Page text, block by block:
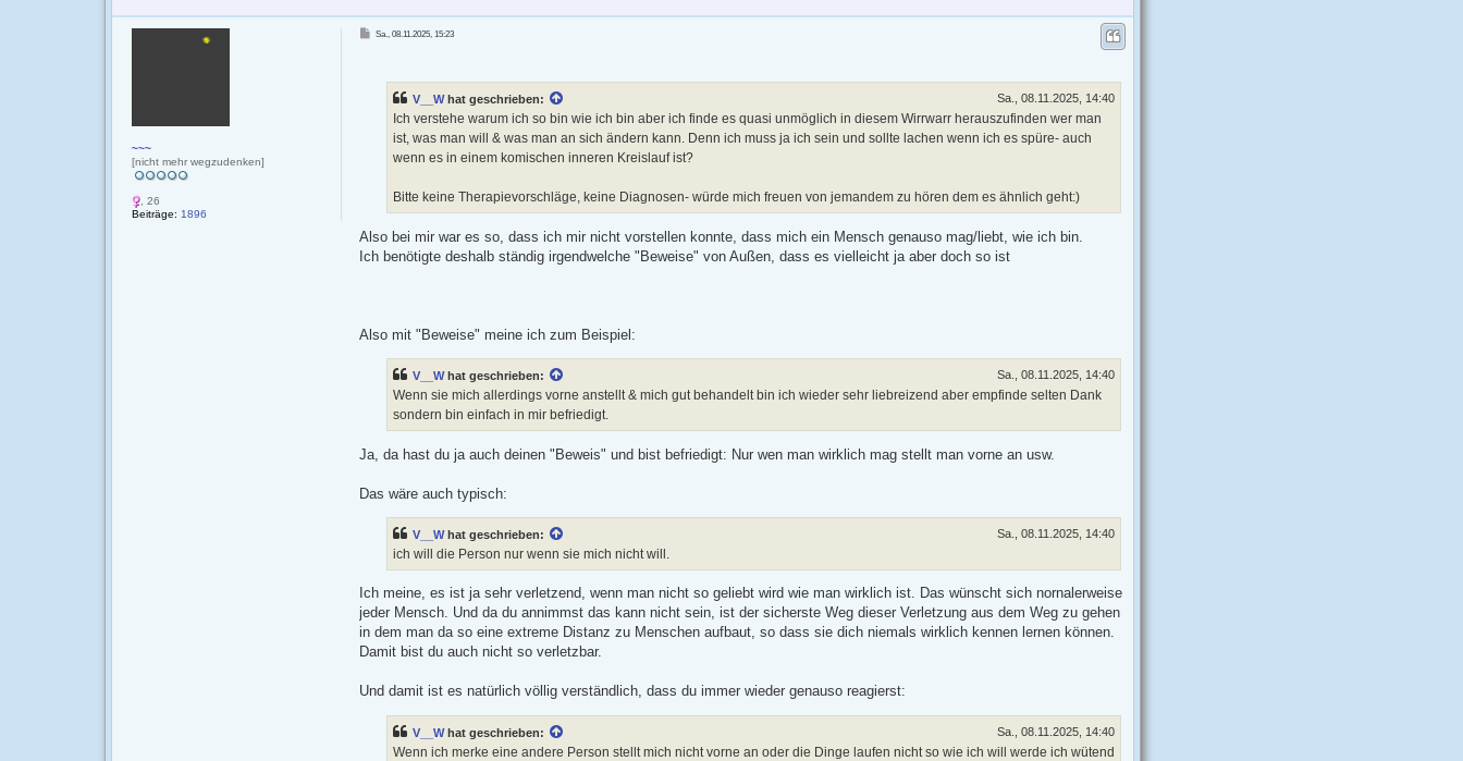
~~~
[nicht mehr wegzudenken]
, 26
Beiträge: 1896
eSa., 08.11.2025, 15:23
V__What geschrieben: Sa., 08.11.2025, 14:40
Ich verstehe warum ich so bin wie ich bin aber ich finde es quasi unmöglich in diesem Wirrwarr herauszufinden wer man
ist, was man will & was man an sich ändern kann. Denn ich muss ja ich sein und sollte lachen wenn ich es spüre- auch
wenn es in einem komischen inneren Kreislauf ist?
Bitte keine Therapievorschläge, keine Diagnosen- würde mich freuen von jemandem zu hören dem es ähnlich geht:)
Also bei mir war es so, dass ich mir nicht vorstellen konnte, dass mich ein Mensch genauso mag/liebt, wie ich bin.
Ich benötigte deshalb ständig irgendwelche "Beweise" von Außen, dass es vielleicht ja aber doch so ist
Also mit "Beweise" meine ich zum Beispiel:
V__What geschrieben: Sa., 08.11.2025, 14:40
Wenn sie mich allerdings vorne anstellt & mich gut behandelt bin ich wieder sehr liebreizend aber empfinde selten Dank
sondern bin einfach in mir befriedigt.
Ja, da hast du ja auch deinen "Beweis" und bist befriedigt: Nur wen man wirklich mag stellt man vorne an usw.
Das wäre auch typisch:
V__What geschrieben: Sa., 08.11.2025, 14:40
ich will die Person nur wenn sie mich nicht will.
Ich meine, es ist ja sehr verletzend, wenn man nicht so geliebt wird wie man wirklich ist. Das wünscht sich nornalerweise
jeder Mensch. Und da du annimmst das kann nicht sein, ist der sicherste Weg dieser Verletzung aus dem Weg zu gehen
in dem man da so eine extreme Distanz zu Menschen aufbaut, so dass sie dich niemals wirklich kennen lernen können.
Damit bist du auch nicht so verletzbar.
Und damit ist es natürlich völlig verständlich, dass du immer wieder genauso reagierst:
V__What geschrieben: Sa., 08.11.2025, 14:40
Wenn ich merke eine andere Person stellt mich nicht vorne an oder die Dinge laufen nicht so wie ich will werde ich wütend